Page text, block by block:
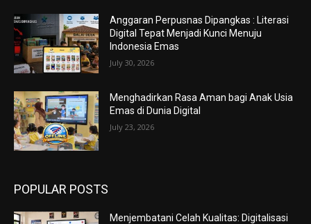
Anggaran Perpusnas Dipangkas : Literasi
Digital Tepat Menjadi Kunci Menuju
Indonesia Emas
July 30, 2026
Menghadirkan Rasa Aman bagi Anak Usia
Emas di Dunia Digital
July 23, 2026
POPULAR POSTS
Menjembatani Celah Kualitas: Digitalisasi